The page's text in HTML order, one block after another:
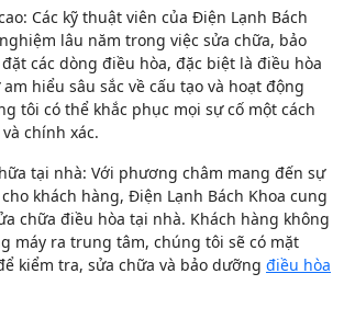
Các kỹ thuật viên của Điện Lạnh Bách
lâu năm trong việc sửa chữa, bảo
các dòng điều hòa, đặc biệt là điều hòa
hiểu sâu sắc về cấu tạo và hoạt động
tôi có thể khắc phục mọi sự cố một cách
chính xác.
tại nhà: Với phương châm mang đến sự
khách hàng, Điện Lạnh Bách Khoa cung
chữa điều hòa tại nhà. Khách hàng không
máy ra trung tâm, chúng tôi sẽ có mặt
kiểm tra, sửa chữa và bảo dưỡng điều hòa